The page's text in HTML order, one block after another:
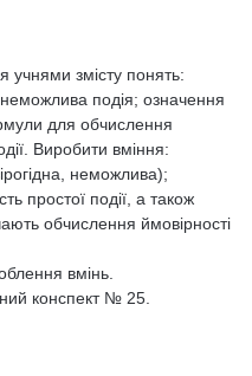
учнями змісту понять:
неможлива подія; означення
для обчислення
Виробити вміння:
неможлива);
простої події, а також
обчислення ймовірності
вмінь.
конспект № 25.